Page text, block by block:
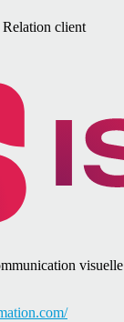
client
visuelle